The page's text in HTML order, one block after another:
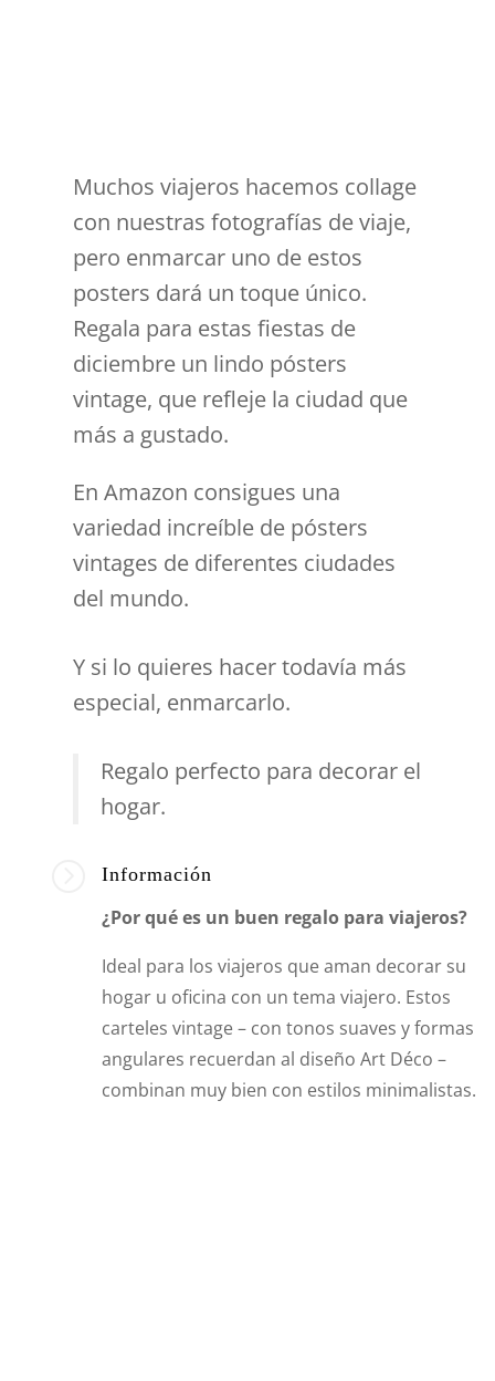
Muchos viajeros hacemos collage
con nuestras fotografías de viaje,
pero enmarcar uno de estos
posters dará un toque único.
Regala para estas fiestas de
diciembre un lindo pósters
vintage, que refleje la ciudad que
más a gustado.
En Amazon consigues una
variedad increíble de pósters
vintages de diferentes ciudades
del mundo.
Y si lo quieres hacer todavía más
especial, enmarcarlo.
Regalo perfecto para decorar el
hogar.
Información
¿Por qué es un buen regalo para viajeros?
Ideal para los viajeros que aman decorar su
hogar u oficina con un tema viajero. Estos
carteles vintage – con tonos suaves y formas
angulares recuerdan al diseño Art Déco –
combinan muy bien con estilos minimalistas.